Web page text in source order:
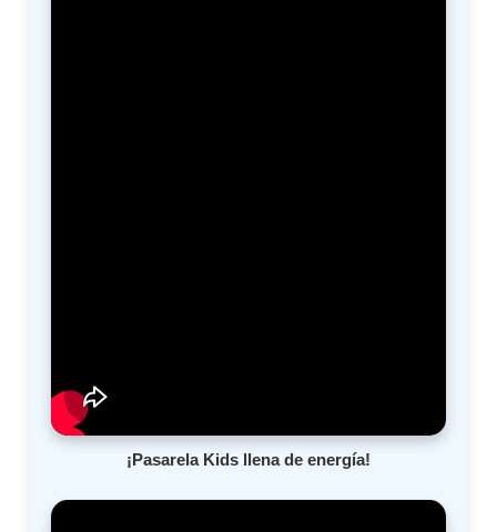
¡Pasarela Kids llena de energía!